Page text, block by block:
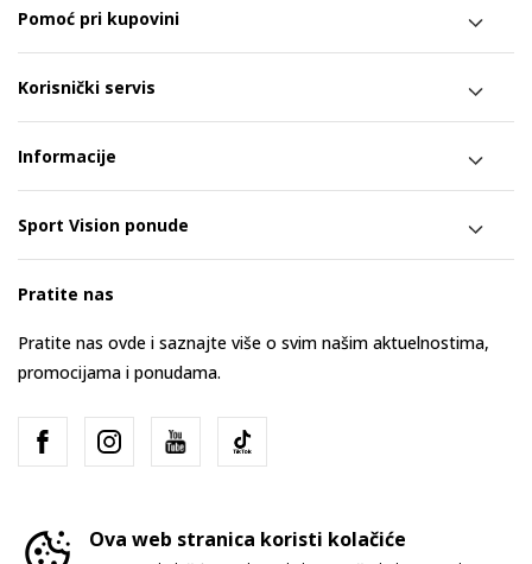
Pomoć pri kupovini
Korisnički servis
Informacije
Sport Vision ponude
Pratite nas
Pratite nas ovde i saznajte više o svim našim aktuelnostima,
promocijama i ponudama.
Ova web stranica koristi kolačiće